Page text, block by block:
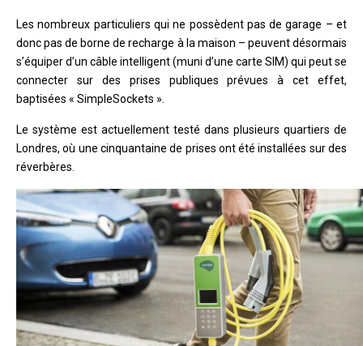
Les nombreux particuliers qui ne possèdent pas de garage – et
donc pas de borne de recharge à la maison – peuvent désormais
s’équiper d’un câble intelligent (muni d’une carte SIM) qui peut se
connecter sur des prises publiques prévues à cet effet,
baptisées « SimpleSockets ».
Le système est actuellement testé dans plusieurs quartiers de
Londres, où une cinquantaine de prises ont été installées sur des
réverbères.